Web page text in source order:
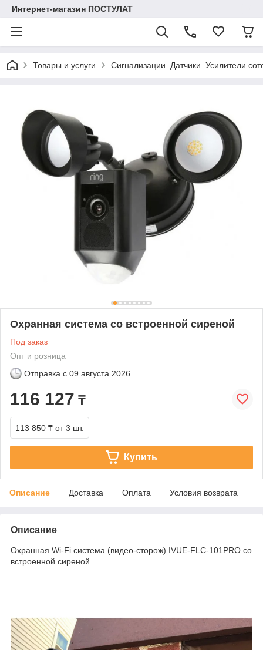
Интернет-магазин ПОСТУЛАТ
Товары и услуги Сигнализации. Датчики. Усилители
Охранная система со встроенной сиреной
Под заказ
Опт и розница
Отправка с 09 августа 2026
116 127 ₸
113 850 ₸ от 3 шт.
Купить
Описание Доставка Оплата Условия возврата
Описание
Охранная Wi-Fi система (видео-сторож) IVUE-FLC-101PRO со
встроенной сиреной